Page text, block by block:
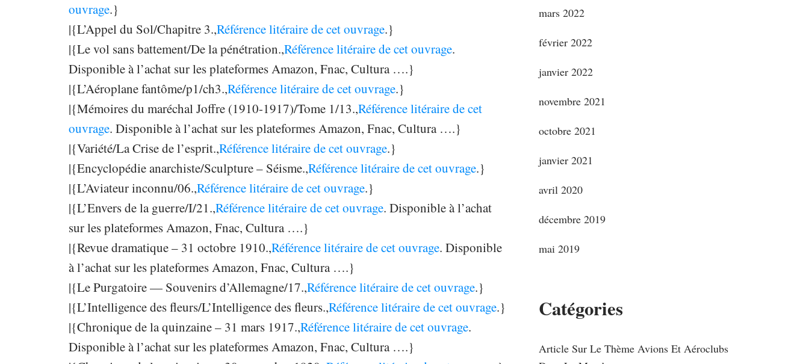
ouvrage.}
|{L’Appel du Sol/Chapitre 3.,Référence litéraire de cet ouvrage.}
|{Le vol sans battement/De la pénétration.,Référence litéraire de cet ouvrage.
Disponible à l’achat sur les plateformes Amazon, Fnac, Cultura ….}
|{L’Aéroplane fantôme/p1/ch3.,Référence litéraire de cet ouvrage.}
|{Mémoires du maréchal Joffre (1910-1917)/Tome 1/13.,Référence litéraire de cet
ouvrage. Disponible à l’achat sur les plateformes Amazon, Fnac, Cultura ….}
|{Variété/La Crise de l’esprit.,Référence litéraire de cet ouvrage.}
|{Encyclopédie anarchiste/Sculpture – Séisme.,Référence litéraire de cet ouvrage.}
|{L’Aviateur inconnu/06.,Référence litéraire de cet ouvrage.}
|{L’Envers de la guerre/I/21.,Référence litéraire de cet ouvrage. Disponible à l’achat
sur les plateformes Amazon, Fnac, Cultura ….}
|{Revue dramatique – 31 octobre 1910.,Référence litéraire de cet ouvrage. Disponible
à l’achat sur les plateformes Amazon, Fnac, Cultura ….}
|{Le Purgatoire — Souvenirs d’Allemagne/17.,Référence litéraire de cet ouvrage.}
|{L’Intelligence des fleurs/L’Intelligence des fleurs.,Référence litéraire de cet ouvrage.}
|{Chronique de la quinzaine – 31 mars 1917.,Référence litéraire de cet ouvrage.
Disponible à l’achat sur les plateformes Amazon, Fnac, Cultura ….}
mars 2022
février 2022
janvier 2022
novembre 2021
octobre 2021
janvier 2021
avril 2020
décembre 2019
mai 2019
Catégories
Article Sur Le Thème Avions Et Aéroclubs